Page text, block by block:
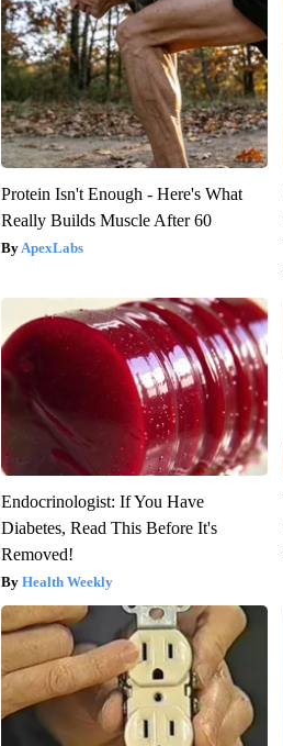
Protein Isn't Enough - Here's What
Really Builds Muscle After 60
ApexLabs
Endocrinologist: If You Have
Diabetes, Read This Before It's
Removed!
Health Weekly